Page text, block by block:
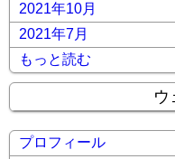
2021年10月
2021年7月
もっと読む
ウ
プロフィール